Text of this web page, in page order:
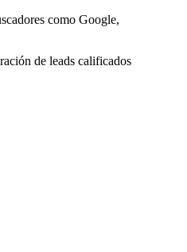
como Google,
de leads calificados